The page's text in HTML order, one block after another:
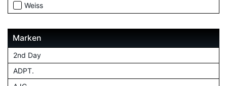
Weiss
Marken
2nd Day
ADPT.